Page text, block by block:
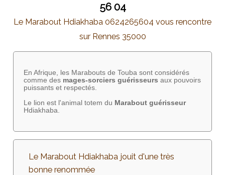
56 04
Le Marabout Hdiakhaba 0624265604 vous rencontre
sur Rennes 35000
En Afrique, les Marabouts de Touba sont considérés
comme des mages-sorciers guérisseurs aux pouvoirs
puissants et respectés.
Le lion est l'animal totem du Marabout guérisseur
Hdiakhaba.
Le Marabout Hdiakhaba jouit d'une très
bonne renommée